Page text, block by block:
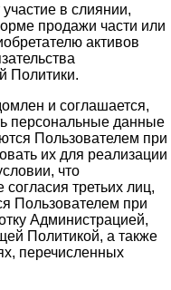
в слиянии,
продажи части или
активов
Политики.
и соглашается,
персональные данные
Пользователем при
их для реализации
что
согласия третьих лиц,
Пользователем при
Администрацией,
Политикой, а также
перечисленных